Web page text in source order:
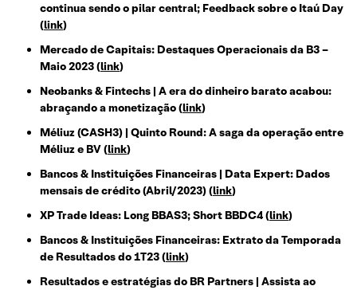
continua sendo o pilar central; Feedback sobre o Itaú Day
(link)
Mercado de Capitais: Destaques Operacionais da B3 –
Maio 2023 (link)
Neobanks & Fintechs | A era do dinheiro barato acabou:
abraçando a monetização (link)
Méliuz (CASH3) | Quinto Round: A saga da operação entre
Méliuz e BV (link)
Bancos & Instituições Financeiras | Data Expert: Dados
mensais de crédito (Abril/2023) (link)
XP Trade Ideas: Long BBAS3; Short BBDC4 (link)
Bancos & Instituições Financeiras: Extrato da Temporada
de Resultados do 1T23 (link)
Resultados e estratégias do BR Partners | Assista ao